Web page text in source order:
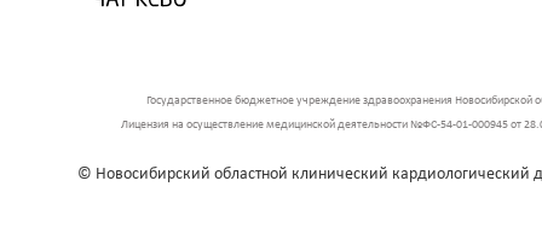
Государственное бюджетное учреждение здравоохранения Новосибирской
Лицензия на осуществление медицинской деятельности №ФС-54-01-000945 от
© Новосибирский областной клинический кардиологический